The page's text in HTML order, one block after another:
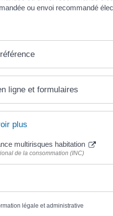
ou envoi recommandé
ligne et formulaires
plus
multirisques habitation
de la consommation (INC)
légale et administrative